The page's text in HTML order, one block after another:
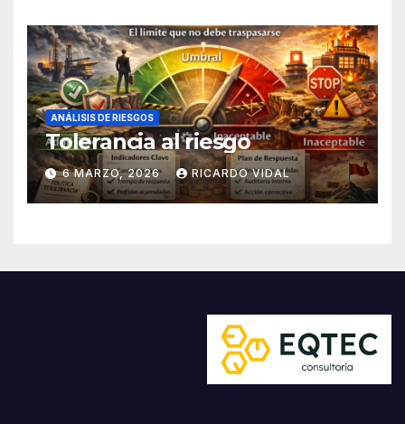
ANÁLISIS DE RIESGOS
Tolerancia al riesgo
6 MARZO, 2026 RICARDO VIDAL